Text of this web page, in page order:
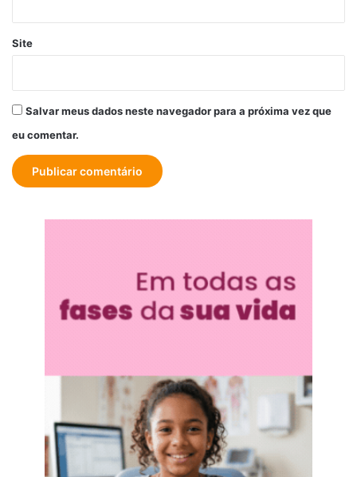
Site
Salvar meus dados neste navegador para a próxima vez que
eu comentar.